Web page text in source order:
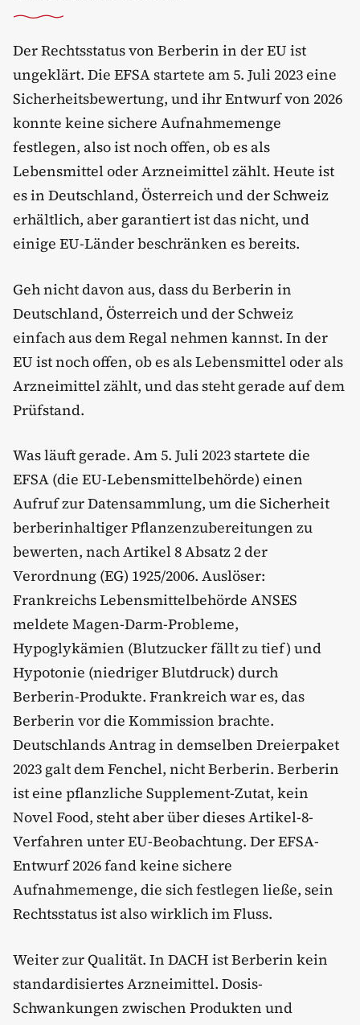
Der Rechtsstatus von Berberin in der EU ist
ungeklärt. Die EFSA startete am 5. Juli 2023 eine
Sicherheitsbewertung, und ihr Entwurf von 2026
konnte keine sichere Aufnahmemenge
festlegen, also ist noch offen, ob es als
Lebensmittel oder Arzneimittel zählt. Heute ist
es in Deutschland, Österreich und der Schweiz
erhältlich, aber garantiert ist das nicht, und
einige EU-Länder beschränken es bereits.
Geh nicht davon aus, dass du Berberin in
Deutschland, Österreich und der Schweiz
einfach aus dem Regal nehmen kannst. In der
EU ist noch offen, ob es als Lebensmittel oder als
Arzneimittel zählt, und das steht gerade auf dem
Prüfstand.
Was läuft gerade. Am 5. Juli 2023 startete die
EFSA (die EU-Lebensmittelbehörde) einen
Aufruf zur Datensammlung, um die Sicherheit
berberinhaltiger Pflanzenzubereitungen zu
bewerten, nach Artikel 8 Absatz 2 der
Verordnung (EG) 1925/2006. Auslöser:
Frankreichs Lebensmittelbehörde ANSES
meldete Magen-Darm-Probleme,
Hypoglykämien (Blutzucker fällt zu tief) und
Hypotonie (niedriger Blutdruck) durch
Berberin-Produkte. Frankreich war es, das
Berberin vor die Kommission brachte.
Deutschlands Antrag in demselben Dreierpaket
2023 galt dem Fenchel, nicht Berberin. Berberin
ist eine pflanzliche Supplement-Zutat, kein
Novel Food, steht aber über dieses Artikel-8-
Verfahren unter EU-Beobachtung. Der EFSA-
Entwurf 2026 fand keine sichere
Aufnahmemenge, die sich festlegen ließe, sein
Rechtsstatus ist also wirklich im Fluss.
Weiter zur Qualität. In DACH ist Berberin kein
standardisiertes Arzneimittel. Dosis-
Schwankungen zwischen Produkten und